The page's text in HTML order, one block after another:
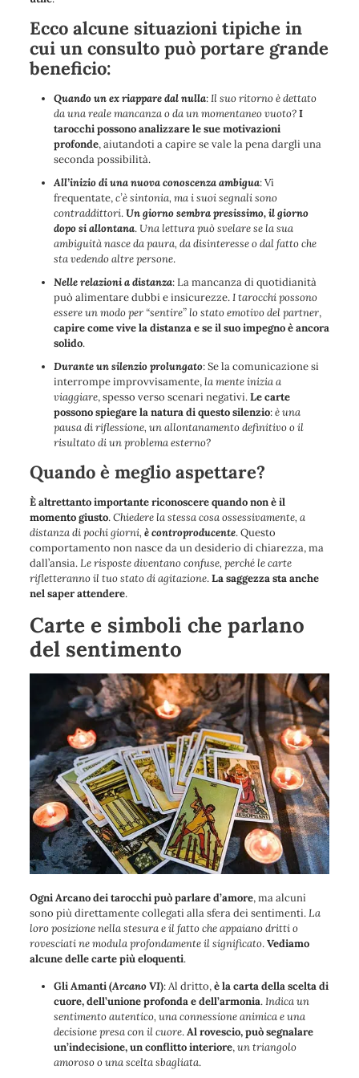
Ecco alcune situazioni tipiche in
cui un consulto può portare grande
beneficio:
Quando un ex riappare dal nulla:Il suo ritorno è dettato
da una reale mancanza o da un momentaneo vuoto?I
tarocchi possono analizzare le sue motivazioni
profonde, aiutandoti a capire se vale la pena dargli una
seconda possibilità.
All’inizio di una nuova conoscenza ambigua: Vi
frequentate,c’è sintonia, ma i suoi segnali sono
contraddittori.Un giorno sembra presissimo, il giorno
dopo si allontana.Una lettura può svelare se la sua
ambiguità nasce da paura, da disinteresse o dal fatto che
sta vedendo altre persone.
Nelle relazioni a distanza: La mancanza di quotidianità
può alimentare dubbi e insicurezze.I tarocchi possono
essere un modo per “sentire” lo stato emotivo del partner,
capire come vive la distanza e se il suo impegno è ancora
solido.
Durante un silenzio prolungato: Se la comunicazione si
interrompe improvvisamente,la mente inizia a
viaggiare, spesso verso scenari negativi.Le carte
possono spiegare la natura di questo silenzio:è una
pausa di riflessione, un allontanamento definitivo o il
risultato di un problema esterno?
Quando è meglio aspettare?
È altrettanto importante riconoscere quando non è il
momento giusto.Chiedere la stessa cosa ossessivamente, a
distanza di pochi giorni, è controproducente. Questo
comportamento non nasce da un desiderio di chiarezza, ma
dall’ansia.Le risposte diventano confuse, perché le carte
rifletteranno il tuo stato di agitazione.La saggezza sta anche
nel saper attendere.
Carte e simboli che parlano
del sentimento
Ogni Arcano dei tarocchi può parlare d’amore, ma alcuni
sono più direttamente collegati alla sfera dei sentimenti.La
loro posizione nella stesura e il fatto che appaiano dritti o
rovesciati ne modula profondamente il significato.Vediamo
alcune delle carte più eloquenti.
Gli Amanti(Arcano VI): Al dritto,è la carta della scelta di
cuore, dell’unione profonda e dell’armonia.Indica un
sentimento autentico, una connessione animica e una
decisione presa con il cuore.Al rovescio, può segnalare
un’indecisione, un conflitto interiore,un triangolo
amoroso o una scelta sbagliata.